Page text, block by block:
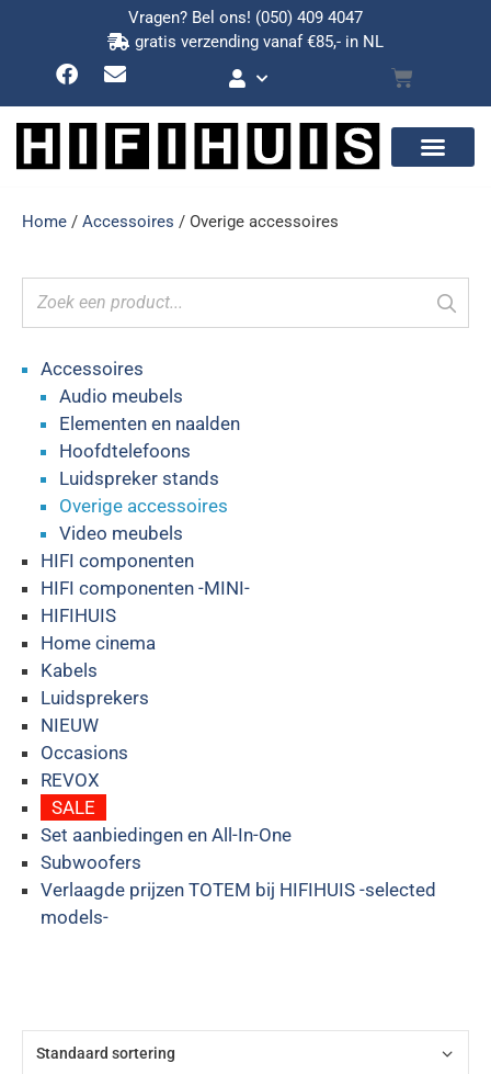
Vragen? Bel ons! (050) 409 4047
gratis verzending vanaf €85,- in NL
Home / Accessoires / Overige accessoires
Accessoires
Audio meubels
Elementen en naalden
Hoofdtelefoons
Luidspreker stands
Overige accessoires
Video meubels
HIFI componenten
HIFI componenten -MINI-
HIFIHUIS
Home cinema
Kabels
Luidsprekers
NIEUW
Occasions
REVOX
SALE
Set aanbiedingen en All-In-One
Subwoofers
Verlaagde prijzen TOTEM bij HIFIHUIS -selected
models-